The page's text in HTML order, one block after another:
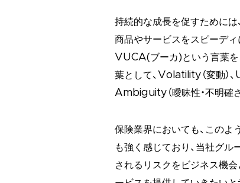
持続的な成長を促すためには
商品やサービスをスピーディ
VUCA(ブーカ)という言葉を
葉として、Volatility（変動）
Ambiguity（曖昧性・不明確
保険業界においても、この
も強く感じており、当社グ
されるリスクをビジネス機会